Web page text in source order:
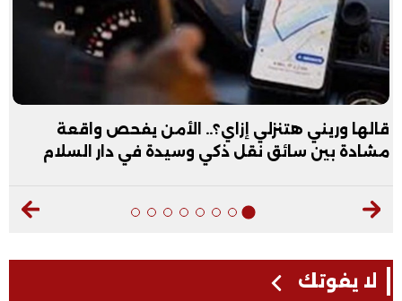
قالها وريني هتنزلي إزاي؟.. الأمن يفحص واقعة
مشادة بين سائق نقل ذكي وسيدة في دار السلام
لا يفوتك